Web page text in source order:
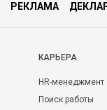
РЕКЛАМА
КАРЬЕРА
HR-менеджмент
Поиск работы